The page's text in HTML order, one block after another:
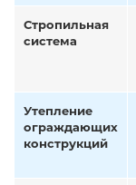
Стропильная
система
Утепление
ограждающих
конструкций